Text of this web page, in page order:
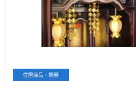
住居備品・機器